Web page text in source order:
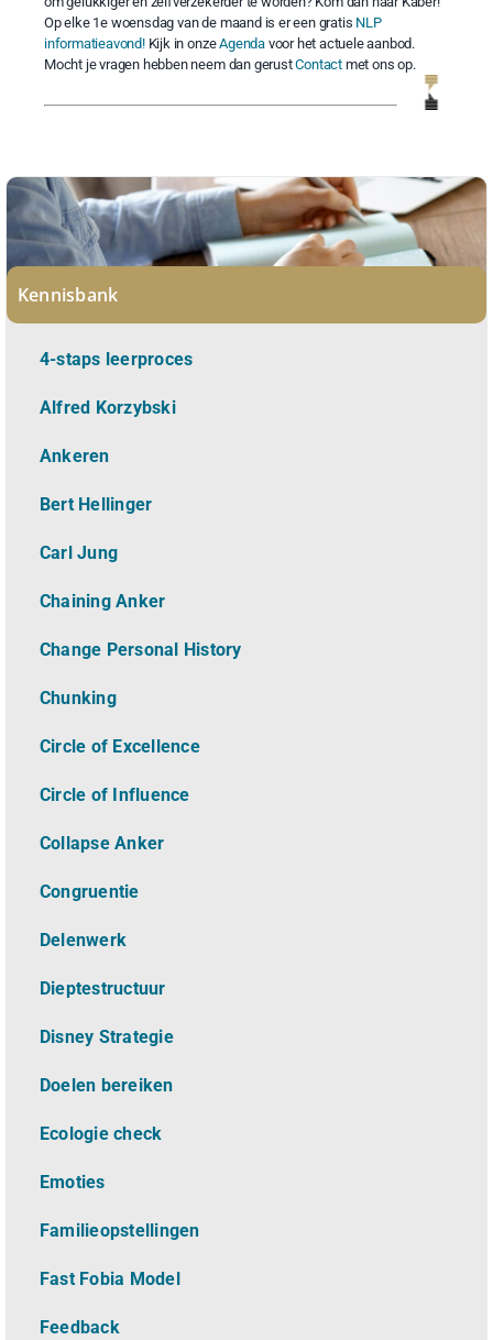
Op elke 1e woensdag van de maand is er een gratis NLP
informatieavond!Kijk in onzeAgendavoor het actuele aanbod.
Mocht je vragen hebben neem dan gerustContact met ons op.
Kennisbank
4-staps leerproces
Alfred Korzybski
Ankeren
Bert Hellinger
Carl Jung
Chaining Anker
Change Personal History
Chunking
Circle of Excellence
Circle of Influence
Collapse Anker
Congruentie
Delenwerk
Dieptestructuur
Disney Strategie
Doelen bereiken
Ecologie check
Emoties
Familieopstellingen
Fast Fobia Model
Feedback